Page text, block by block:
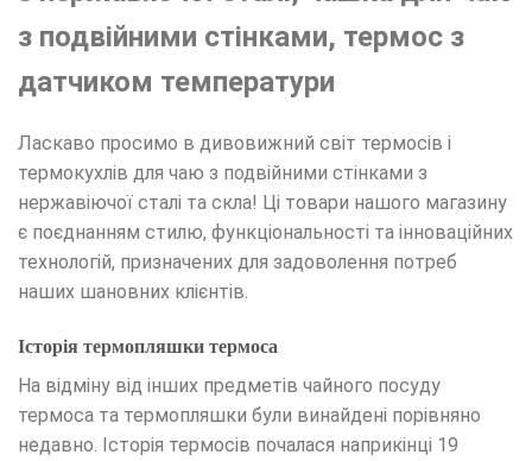
з подвійними стінками, термос з
датчиком температури
Ласкаво просимо в дивовижний світ термосів і
термокухлів для чаю з подвійними стінками з
нержавіючої сталі та скла! Ці товари нашого магазину
є поєднанням стилю, функціональності та інноваційних
технологій, призначених для задоволення потреб
наших шановних клієнтів.
Історія термопляшки термоса
На відміну від інших предметів чайного посуду
термоса та термопляшки були винайдені порівняно
недавно. Історія термосів почалася наприкінці 19